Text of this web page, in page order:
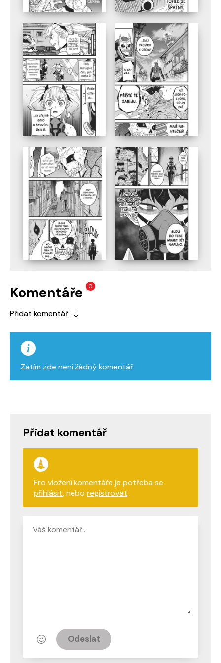
Komentáře 0
Přidat komentář
Zatím zde není žádný komentář.
Přidat komentář
Pro vložení komentáře je potřeba se
přihlásit, nebo registrovat.
Odeslat